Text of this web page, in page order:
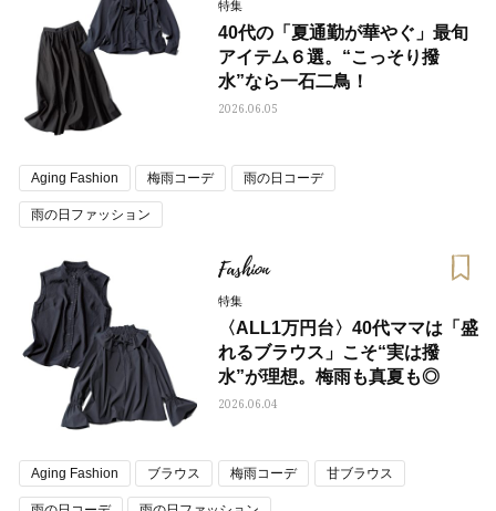
特集
40代の「夏通勤が華やぐ」最旬
アイテム６選。“こっそり撥
水”なら一石二鳥！
2026.06.05
Aging Fashion 梅雨コーデ 雨の日コーデ
雨の日ファッション
Fashion
特集
〈ALL1万円台〉40代ママは「盛
れるブラウス」こそ“実は撥
水”が理想。梅雨も真夏も◎
2026.06.04
Aging Fashion ブラウス 梅雨コーデ 甘ブラウス